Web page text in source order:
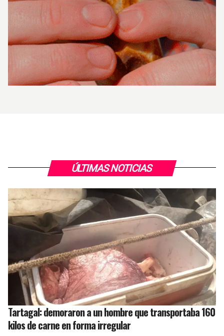
ÚLTIMAS NOTICIAS
Tartagal: demoraron a un hombre que transportaba 160
kilos de carne en forma irregular